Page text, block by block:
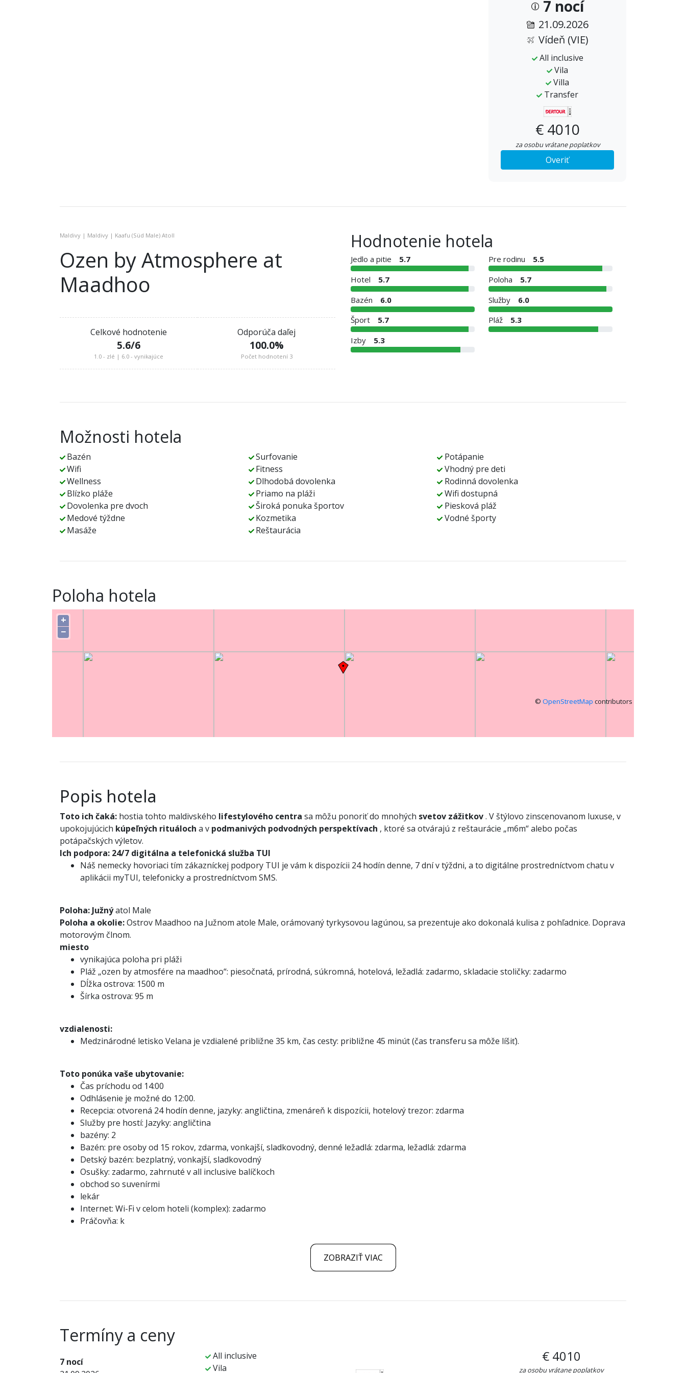
7 nocí
21.09.2026
Vídeň (VIE)
All inclusive
Vila
Villa
Transfer
€ 4010
za osobu vrátane poplatkov
Overiť
Maldivy | Maldivy | Kaafu (Süd Male) Atoll
Ozen by Atmosphere at
Maadhoo
Celkové hodnotenie
5.6/6
1.0 - zlé | 6.0 - vynikajúce
Odporúča daľej
100.0%
Počet hodnotení 3
Hodnotenie hotela
Jedlo a pitie 5.7 Pre rodinu
5.5
Hotel
5.7 Poloha
5.7
Bazén
6.0 Služby
6.0
Šport
5.7 Pláž
5.3
Izby
5.3
Možnosti hotela
Bazén Surfovanie
Potápanie
Wifi
Fitness
Vhodný pre deti
Wellness
Dlhodobá dovolenka
Rodinná dovolenka
Blízko pláže
Priamo na pláži
Wifi dostupná
Dovolenka pre dvoch
Široká ponuka športov
Piesková pláž
Medové týždne
Kozmetika
Vodné športy
Masáže
Reštaurácia
Poloha hotela
+
−
© OpenStreetMap contributors
Popis hotela
Toto ich čaká: hostia tohto maldivského lifestylového centra sa môžu ponoriť do mnohých svetov zážitkov. V štýlovo zinscenovanom luxuse, v
upokojujúcich kúpeľných rituáloch a v podmanivých podvodných perspektívach , ktoré sa otvárajú z reštaurácie „m6m“ alebo počas
potápačských výletov.
Ich podpora: 24/7 digitálna a telefonická služba TUI
Náš nemecky hovoriaci tím zákazníckej podpory TUI je vám k dispozícii 24 hodín denne, 7 dní v týždni, a to digitálne prostredníctvom chatu v
aplikácii myTUI, telefonicky a prostredníctvom SMS.
Poloha: Južnýatol Male
Poloha a okolie:Ostrov Maadhoo na Južnom atole Male, orámovaný tyrkysovou lagúnou, sa prezentuje ako dokonalá kulisa z pohľadnice. Doprava
motorovým člnom.
miesto
vynikajúca poloha pri pláži
Pláž „ozen by atmosfére na maadhoo“: piesočnatá, prírodná, súkromná, hotelová, ležadlá: zadarmo, skladacie stoličky: zadarmo
Dĺžka ostrova: 1500 m
Šírka ostrova: 95 m
vzdialenosti:
Medzinárodné letisko Velana je vzdialené približne 35 km, čas cesty: približne 45 minút (čas transferu sa môže líšiť).
Toto ponúka vaše ubytovanie:
Čas príchodu od 14:00
Odhlásenie je možné do 12:00.
Recepcia: otvorená 24 hodín denne, jazyky: angličtina, zmenáreň k dispozícii, hotelový trezor: zdarma
Služby pre hostí: Jazyky: angličtina
bazény: 2
Bazén: pre osoby od 15 rokov, zdarma, vonkajší, sladkovodný, denné ležadlá: zdarma, ležadlá: zdarma
Detský bazén: bezplatný, vonkajší, sladkovodný
Osušky: zadarmo, zahrnuté v all inclusive balíčkoch
obchod so suvenírmi
lekár
Internet: Wi-Fi v celom hoteli (komplex): zadarmo
Práčovňa: k
ZOBRAZIŤ VIAC
Termíny a ceny
7 nocí
All inclusive
Vila
€ 4010
za osobu vrátane poplatkov